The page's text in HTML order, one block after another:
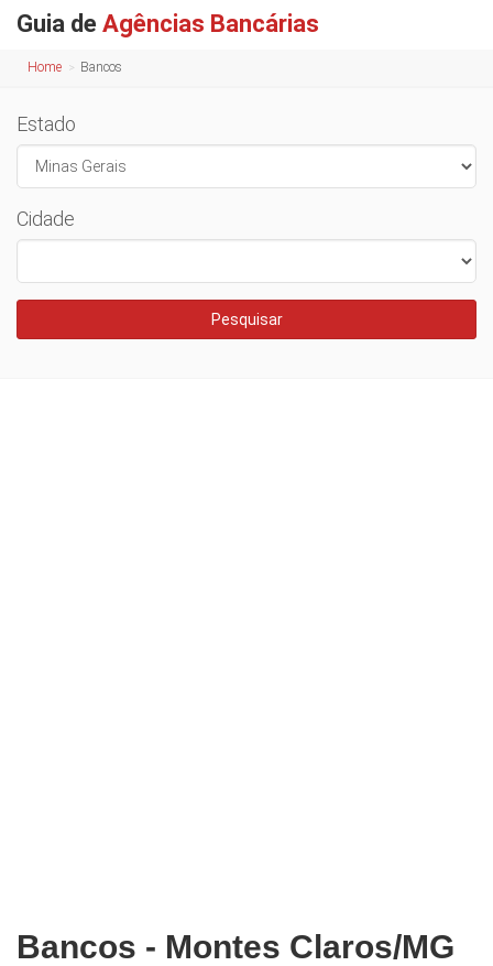
Guia de Agências Bancárias
Home Bancos
Estado
Cidade
Pesquisar
Bancos - Montes Claros/MG